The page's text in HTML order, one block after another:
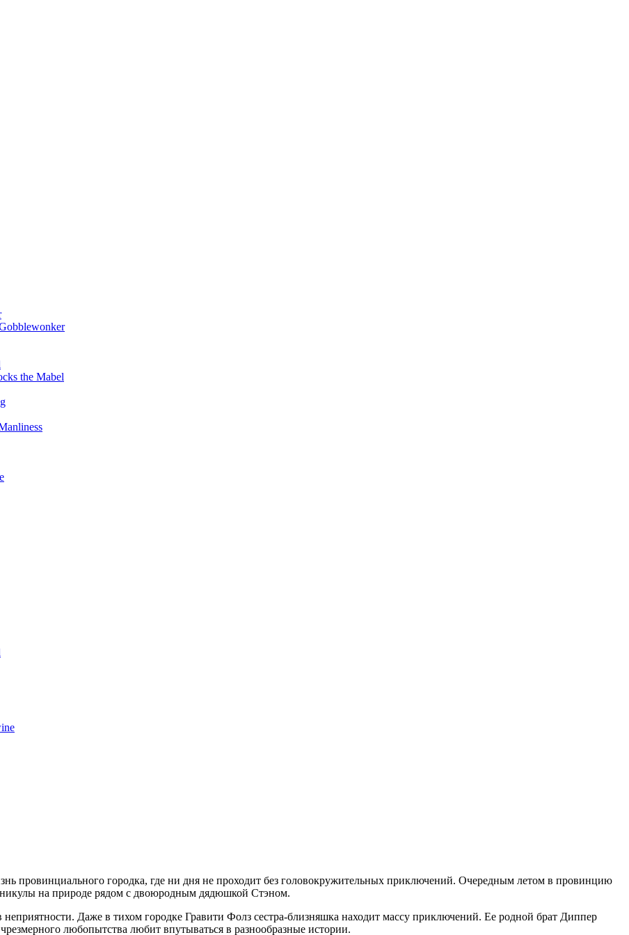
the Mabel
провинциального городка, где ни дня не проходит без головокружительных приключений. Очередным летом в провинцию
на природе рядом с двоюродным дядюшкой Стэном.
Даже в тихом городке Гравити Фолз сестра-близняшка находит массу приключений. Ее родной брат Диппер
любопытства любит впутываться в разнообразные истории.